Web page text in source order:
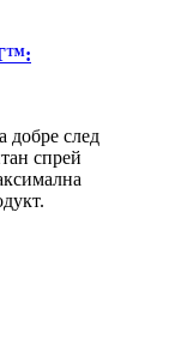
добре след
спрей